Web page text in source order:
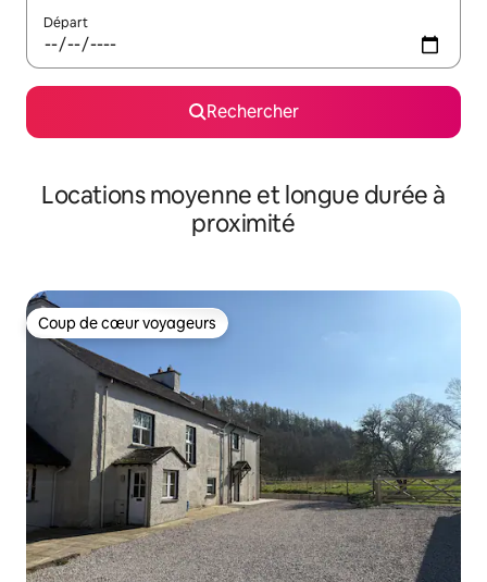
Départ
Rechercher
Locations moyenne et longue durée à
proximité
Coup de cœur voyageurs
Coup de cœur voyageurs